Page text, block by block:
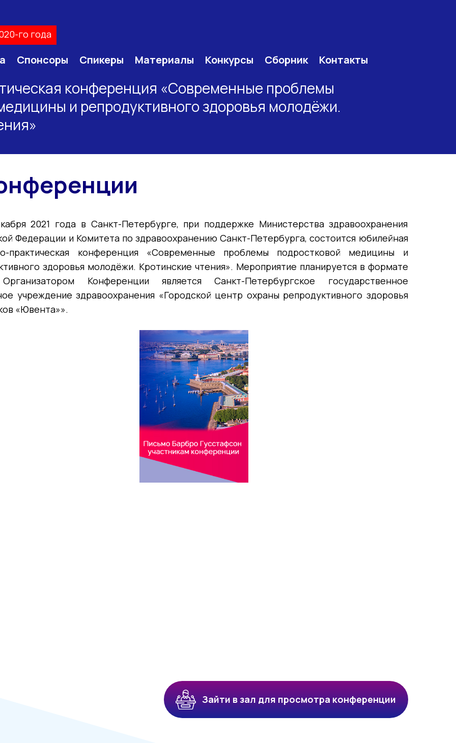
го года
Спонсоры Спикеры Материалы Конкурсы Сборник Контакты
конференция «Современные проблемы
и репродуктивного здоровья молодёжи.
2021 года в Санкт-Петербурге, при поддержке Министерства здравоохранения
Федерации и Комитета по здравоохранению Санкт-Петербурга, состоится юбилейная
практическая конференция «Современные проблемы подростковой медицины и
здоровья молодёжи. Кротинские чтения». Мероприятие планируется в формате
Конференции является Санкт-Петербургское государственное
учреждение здравоохранения «Городской центр охраны репродуктивного здоровья
«Ювента»».
Зайти в зал для просмотра конференции